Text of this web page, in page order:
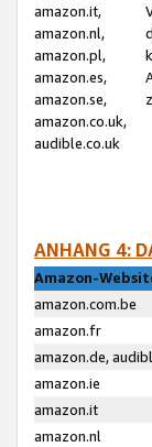
amazon.it,
amazon.nl,
amazon.pl,
amazon.es,
amazon.se,
amazon.co.uk,
audible.co.uk
ANHANG 4:
Amazon-
amazon.com.be
amazon.fr
amazon.de,
amazon.ie
amazon.it
amazon.nl